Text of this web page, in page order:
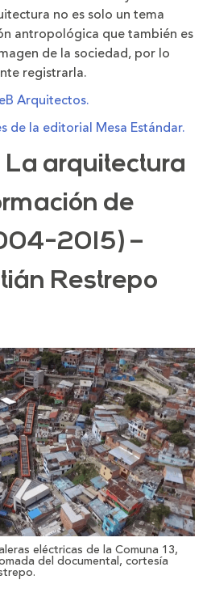
no es solo un tema
antropológica que también es
de la sociedad, por lo
registrarla.
Arquitectos.
de la editorial Mesa Estándar.
arquitectura
de
2015) –
Restrepo
eléctricas de la Comuna 13,
del documental, cortesía